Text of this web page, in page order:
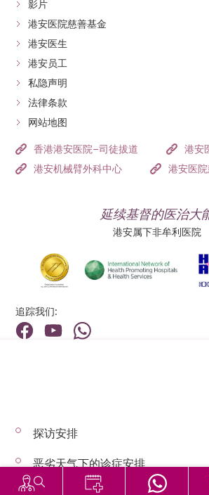
影片
港安医院慈善基金
港安医生
港安员工
私隐声明
法律条款
网站地图
香港港安医院–司徒拔道
港安
港安机械臂外科中心
港安医
延续基督的医治大
港安属下非牟利医院
追踪我们:
© 2026 版权所有 © 港安医疗 保留一切权利
探访安排
恶劣天气下的诊症安排